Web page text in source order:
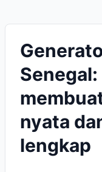
nyata
lengkap